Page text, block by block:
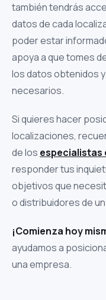
también tendrás
datos de cada
poder estar
apoya a que tomes
los datos obtenidos
necesarios.
Si quieres hacer
localizaciones,
de los especialistas
responder tus
objetivos que
o distribuidores de
¡Comienza hoy
ayudamos a
una empresa.